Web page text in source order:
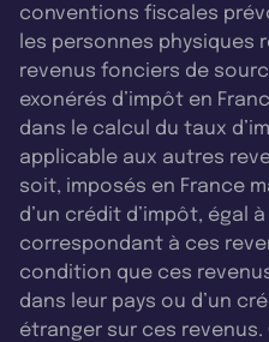
conventions fiscales
les personnes physiques
revenus fonciers de
exonérés d’impôt en
dans le calcul du taux
applicable aux autres
soit, imposés en France
d’un crédit d’impôt, égal
correspondant à ces
condition que ces
dans leur pays ou d’un
étranger sur ces revenus.